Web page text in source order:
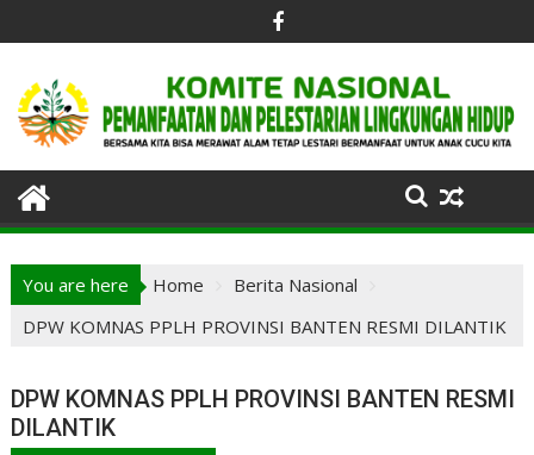
to
You are here Home
Berita Nasional
DPW KOMNAS PPLH PROVINSI BANTEN RESMI DILANTIK
DPW KOMNAS PPLH PROVINSI BANTEN RESMI
DILANTIK